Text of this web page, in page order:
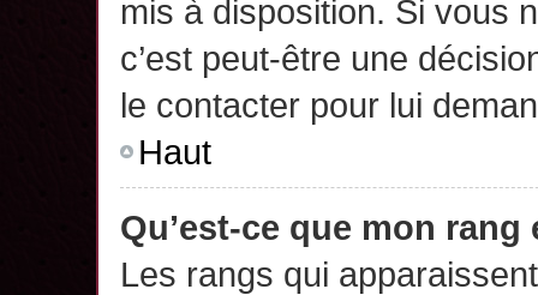
mis à disposition. Si vous
c’est peut-être une
le contacter pour lui
Haut
Qu’est-ce que mon
Les rangs qui